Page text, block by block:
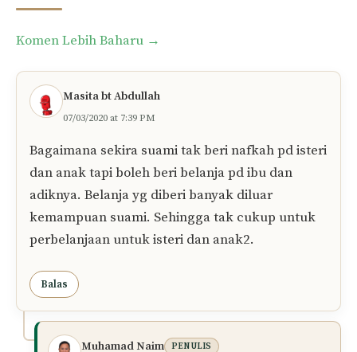
Comment
navigation
Komen Lebih Baharu →
Masita bt Abdullah
07/03/2020 at 7:39 PM
Bagaimana sekira suami tak beri nafkah pd isteri
dan anak tapi boleh beri belanja pd ibu dan
adiknya. Belanja yg diberi banyak diluar
kemampuan suami. Sehingga tak cukup untuk
perbelanjaan untuk isteri dan anak2.
Balas
Muhamad Naim PENULIS